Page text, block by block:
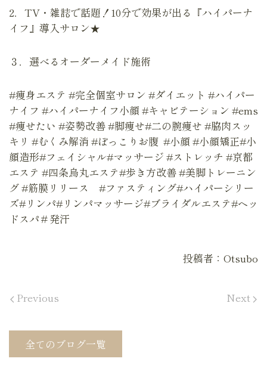
2．TV・雑誌で話題！10分で効果が出る『ハイパーナ
イフ』導入サロン★
３．選べるオーダーメイド施術
#痩身エステ #完全個室サロン #ダイエット #ハイパー
ナイフ #ハイパーナイフ小顔 #キャビテーション #ems
#痩せたい #姿勢改善 #脚痩せ#二の腕痩せ #脇肉スッ
キリ #むくみ解消 #ぽっこりお腹 #小顔 #小顔矯正#小
顔造形#フェイシャル#マッサージ #ストレッチ #京都
エステ #四条烏丸エステ#歩き方改善 #美脚トレーニン
グ #筋膜リリース #ファスティング#ハイパーシリー
ズ#リンパ#リンパマッサージ#ブライダルエステ#ヘッ
ドスパ＃発汗
投稿者：Otsubo
Previous Next
全てのブログ一覧